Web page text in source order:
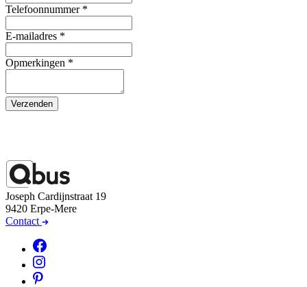
Telefoonnummer *
E-mailadres *
Opmerkingen *
Verzenden
Joseph Cardijnstraat 19
9420 Erpe-Mere
Contact